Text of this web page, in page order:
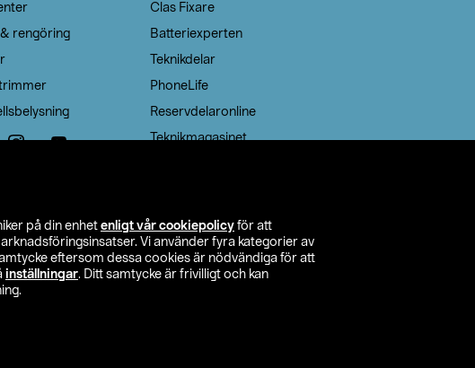
på din enhet enligt vår cookiepolicy för att
Vi använder fyra kategorier av
eftersom dessa cookies är nödvändiga för att
inställningar. Ditt samtycke är frivilligt och kan
rengöring
Clas Fixare
Batteriexperten
Teknikdelar
PhoneLife
Reservdelaronline
Teknikmagasinet